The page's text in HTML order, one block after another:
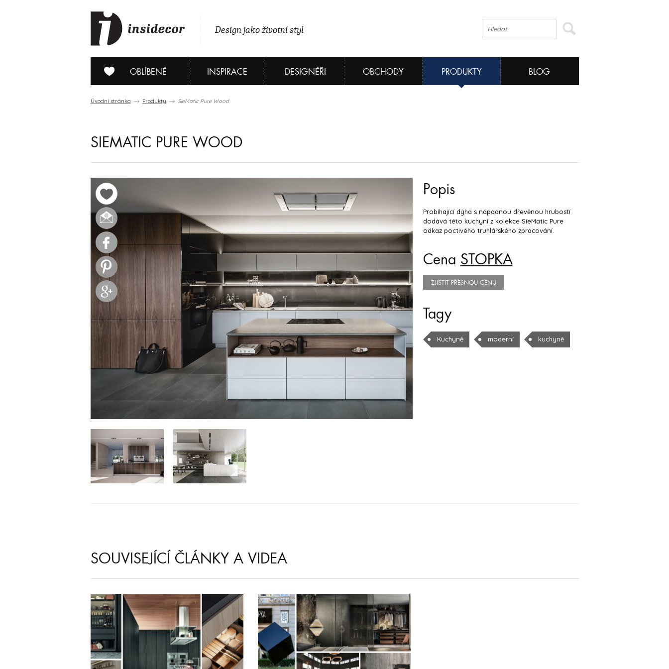
Design jako životní styl
OBLÍBENÉ INSPIRACE DESIGNÉŘI OBCHODY PRODUKTY BLOG
Úvodní stránka Produkty SieMatic Pure Wood
SIEMATIC PURE WOOD
Popis
Probíhající dýha s nápadnou dřevěnou hrubostí
dodává této kuchyni z kolekce SieMatic Pure
odkaz poctivého truhlářského zpracování.
Cena STOPKA
ZJISTIT PŘESNOU CENU
Tagy
Kuchyně moderní kuchyně
SOUVISEJÍCÍ ČLÁNKY A VIDEA